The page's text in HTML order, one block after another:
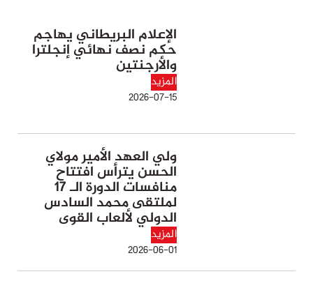
الإعلام البريطاني يهاجم
حكم نصف نهائي إنجلترا
والأرجنتين
المزيد
2026-07-15
ولي العهد الأمير مولاي
الحسن يترأس افتتاح
منافسات الدورة الـ 17
لملتقى محمد السادس
الدولي لألعاب القوى
المزيد
2026-06-01